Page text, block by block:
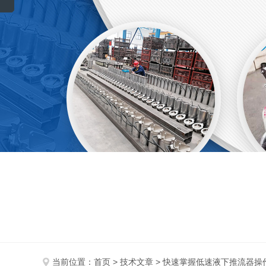
当前位置： 首页 > 技术文章 > 快速掌握低速液下推流器操